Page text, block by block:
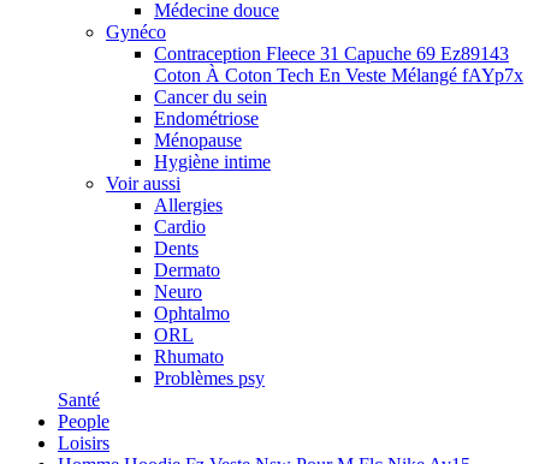
Médecine douce
Gynéco
Contraception Fleece 31 Capuche 69 Ez89143
Coton À Coton Tech En Veste Mélangé fAYp7x
Cancer du sein
Endométriose
Ménopause
Hygiène intime
Voir aussi
Allergies
Cardio
Dents
Dermato
Neuro
Ophtalmo
ORL
Rhumato
Problèmes psy
Santé
People
Loisirs